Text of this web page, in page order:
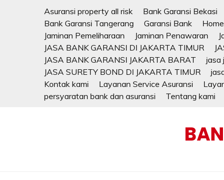
Asuransi property all risk Bank Garansi Bekasi
Bank Garansi Tangerang
Garansi Bank Home
Jaminan Pemeliharaan
Jaminan Penawaran
JASA BANK GARANSI DI JAKARTA TIMUR
JASA BANK GARANSI JAKARTA BARAT
jasa
JASA SURETY BOND DI JAKARTA TIMUR
Kontak kami
Layanan Service Asuransi
persyaratan bank dan asuransi
Tentang kami